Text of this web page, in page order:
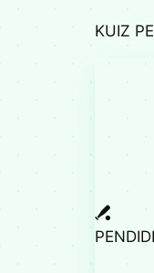
KUIZ